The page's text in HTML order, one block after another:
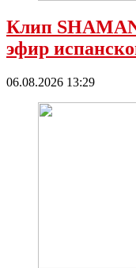
Клип
эфир
06.08.2026 13:29